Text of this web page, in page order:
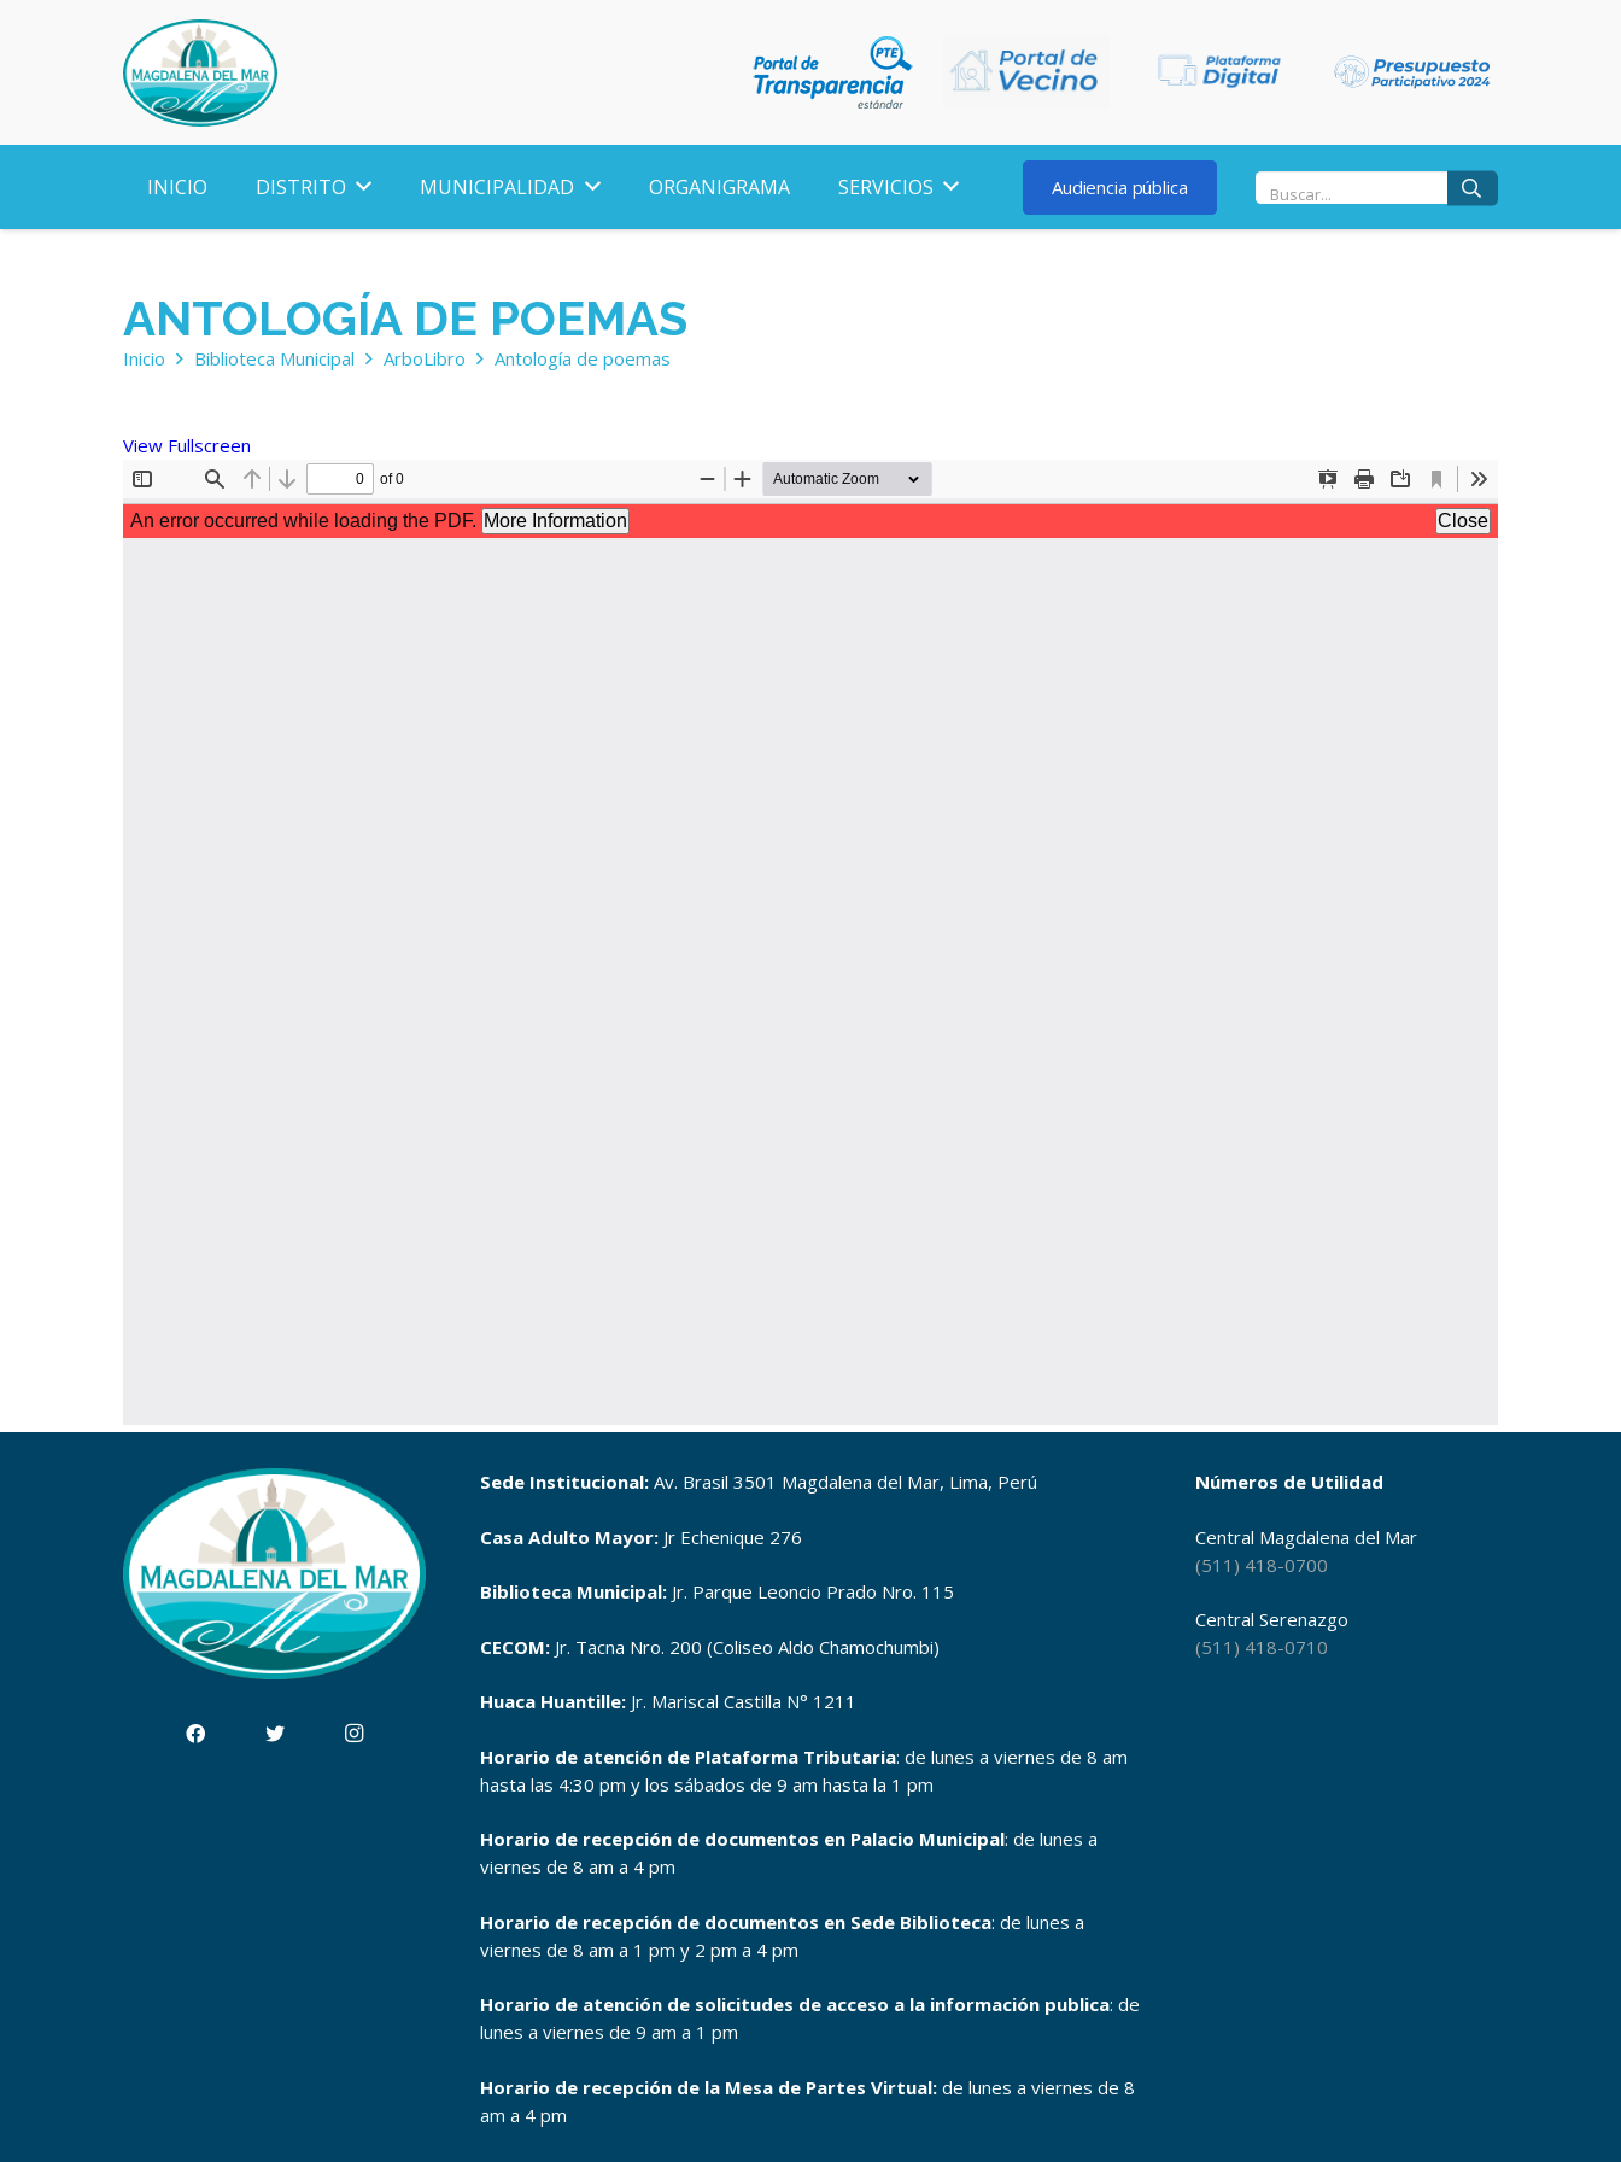
INICIO DISTRITO MUNICIPALIDAD ORGANIGRAMA SERVICIOS Audiencia pública
ANTOLOGÍA DE POEMAS
Inicio Biblioteca Municipal ArboLibro Antología de poemas
View Fullscreen
Sede Institucional: Av. Brasil 3501 Magdalena del Mar, Lima, Perú
Casa Adulto Mayor: Jr Echenique 276
Biblioteca Municipal: Jr. Parque Leoncio Prado Nro. 115
CECOM: Jr. Tacna Nro. 200 (Coliseo Aldo Chamochumbi)
Huaca Huantille: Jr. Mariscal Castilla N° 1211
Horario de atención de Plataforma Tributaria: de lunes a viernes de 8 am
hasta las 4:30 pm y los sábados de 9 am hasta la 1 pm
Horario de recepción de documentos en Palacio Municipal: de lunes a
viernes de 8 am a 4 pm
Horario de recepción de documentos en Sede Biblioteca: de lunes a
viernes de 8 am a 1 pm y 2 pm a 4 pm
Horario de atención de solicitudes de acceso a la información publica: de
lunes a viernes de 9 am a 1 pm
Horario de recepción de la Mesa de Partes Virtual: de lunes a viernes de 8
am a 4 pm
Números de Utilidad
Central Magdalena del Mar
(511) 418-0700
Central Serenazgo
(511) 418-0710